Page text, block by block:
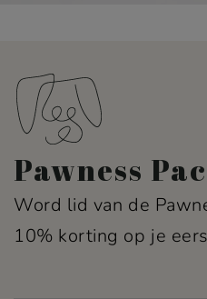
Pawness
Word lid van de
10% korting op je